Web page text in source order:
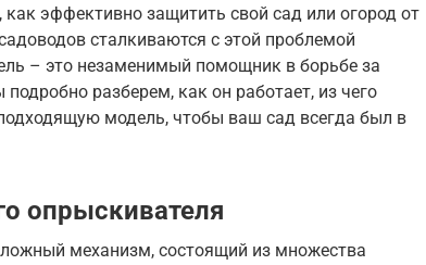
эффективно защитить свой сад или огород от
сталкиваются с этой проблемой
– это незаменимый помощник в борьбе за
разберем, как он работает, из чего
модель, чтобы ваш сад всегда был в
опрыскивателя
механизм, состоящий из множества